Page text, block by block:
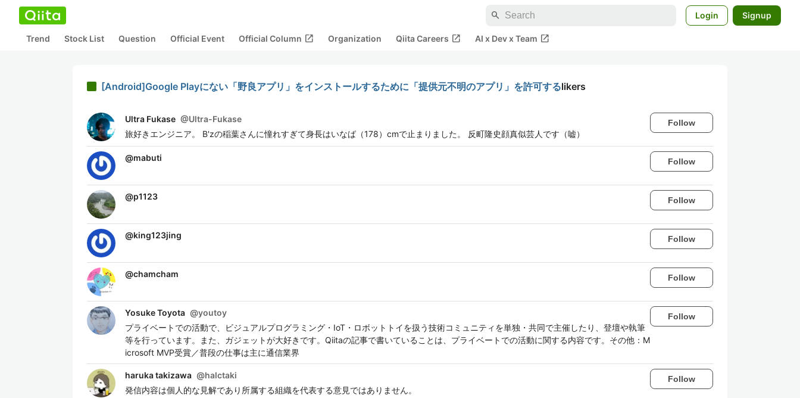
search Login Signup
Trend Stock List Question Official Event Official Column open_in_new Organization Qiita Careers open_in_new AI x Dev x Team open_in_new
[Android]Google Playにない「野良アプリ」をインストールするために「提供元不明のアプリ」を許可するlikers
Ultra Fukase @Ultra-Fukase
旅好きエンジニア。 B'zの稲葉さんに憧れすぎて身長はいなば（178）cmで止まりました。 反町隆史顔真似芸人です（嘘）
Follow
@mabuti Follow
@p1123 Follow
@king123jing Follow
@chamcham Follow
Yosuke Toyota @youtoy
プライベートでの活動で、ビジュアルプログラミング・IoT・ロボットトイを扱う技術コミュニティを単独・共同で主催したり、登壇や執筆
等を行っています。また、ガジェットが大好きです。Qiitaの記事で書いていることは、プライベートでの活動に関する内容です。その他：M
icrosoft MVP受賞／普段の仕事は主に通信業界
Follow
haruka takizawa @halctaki
発信内容は個人的な見解であり所属する組織を代表する意見ではありません。
Follow